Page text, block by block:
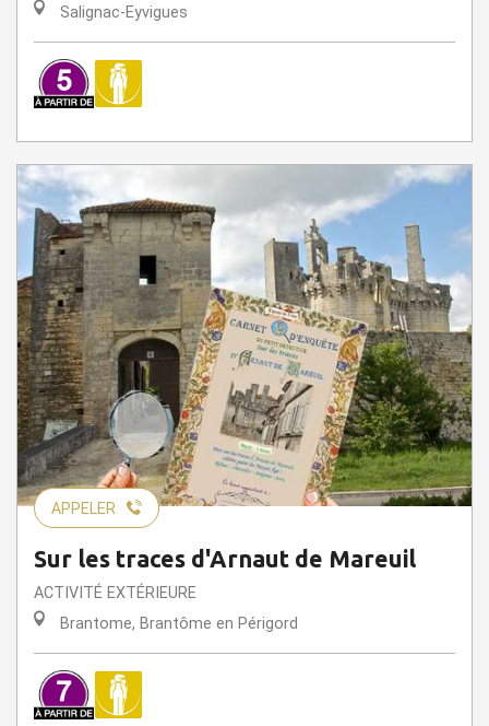
Salignac-Eyvigues
APPELER
Sur les traces d'Arnaut de Mareuil
ACTIVITÉ EXTÉRIEURE
Brantome, Brantôme en Périgord